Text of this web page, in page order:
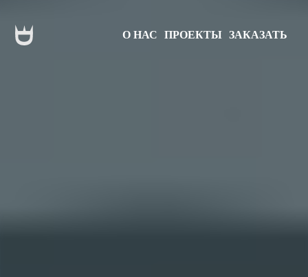
О НАС ПРОЕКТЫ ЗАКАЗАТЬ